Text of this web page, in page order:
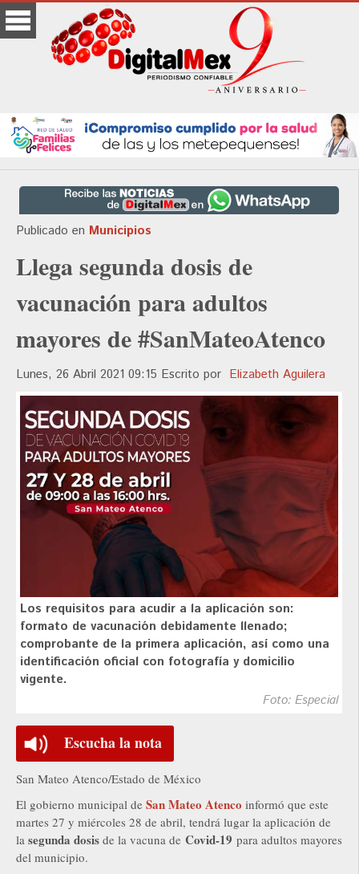
Publicado en Municipios
Llega segunda dosis de
vacunación para adultos
mayores de #SanMateoAtenco
Lunes, 26 Abril 2021 09:15 Escrito por Elizabeth Aguilera
Los requisitos para acudir a la aplicación son:
formato de vacunación debidamente llenado;
comprobante de la primera aplicación, así como una
identificación oficial con fotografía y domicilio
vigente.
Foto: Especial
Escucha la nota
San Mateo Atenco/Estado de México
El gobierno municipal de San Mateo Atenco informó que este
martes 27 y miércoles 28 de abril, tendrá lugar la aplicación de
la segunda dosis de la vacuna de Covid-19 para adultos mayores
del municipio.